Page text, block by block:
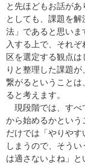
と先ほどもお話が
としても、課題を
法」であると思い
入する上で、それ
区を選定する観点
りと整理した課題
繋がるということ
ると考えます。
現段階では、すべ
から始めるかとい
だけでは「やりや
しまうので、そう
は適さないよね」